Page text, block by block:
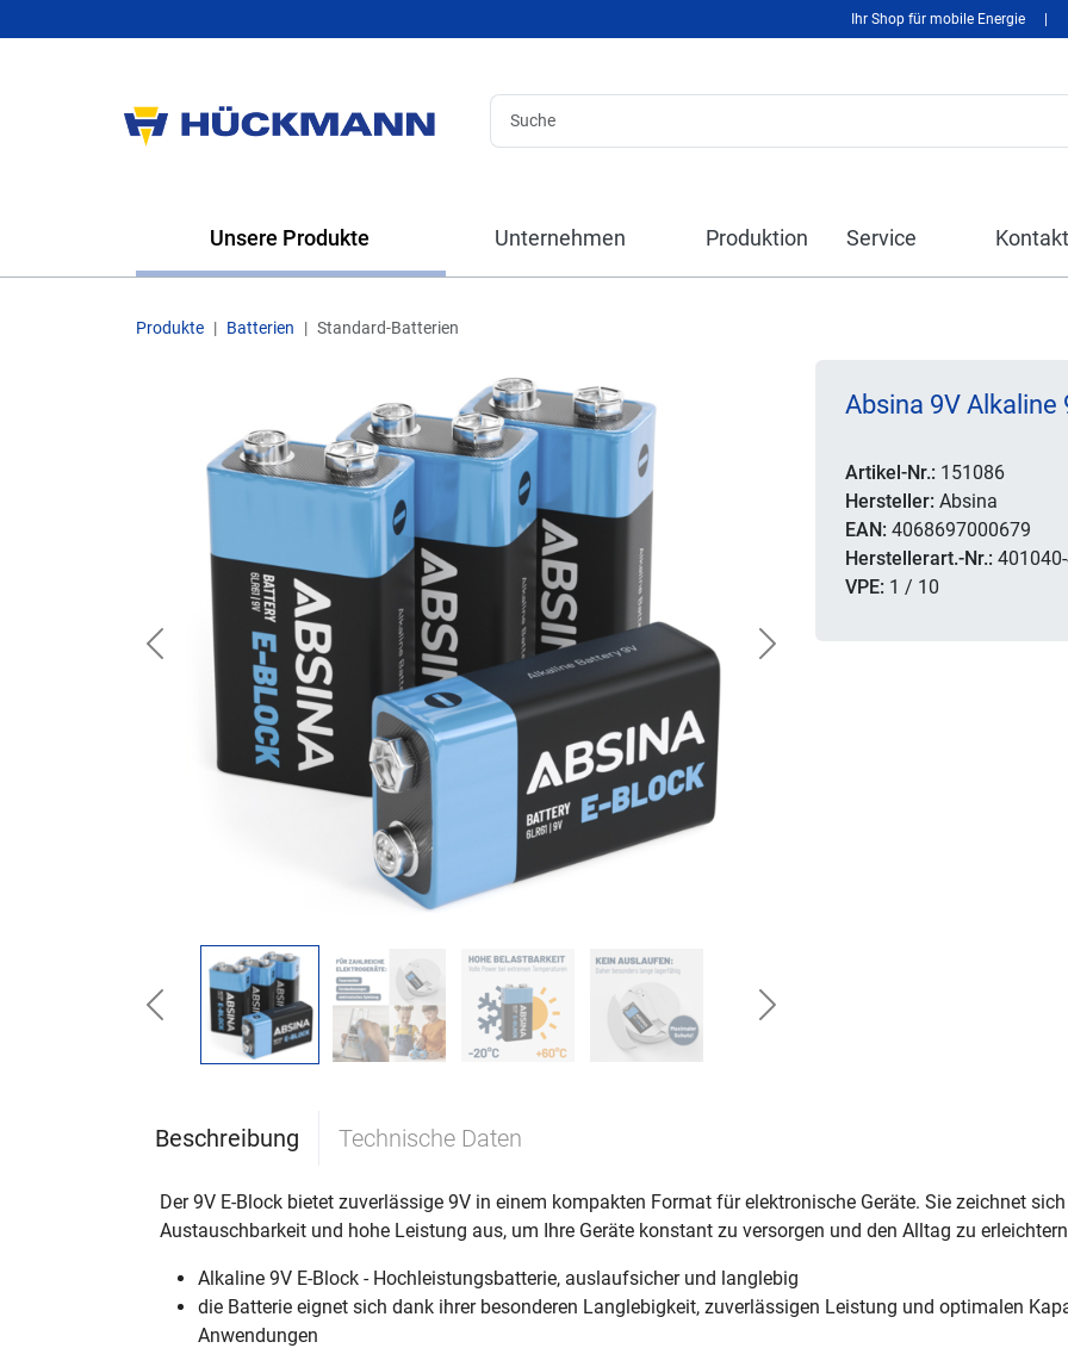
Ihr Shop für mobile Energie
Unsere Produkte Unternehmen Produktion Service Kontakt
Produkte Batterien Standard-Batterien
Previous Next
Previous Next
Absina 9V Alkaline
Artikel-Nr.: 151086
Hersteller: Absina
EAN: 4068697000679
Herstellerart.-Nr.:
VPE: 1 / 10
Beschreibung Technische Daten
Der 9V E-Block bietet zuverlässige 9V in einem kompakten Format für elektronische Geräte. Sie zeichnet
Austauschbarkeit und hohe Leistung aus, um Ihre Geräte konstant zu versorgen und den Alltag zu
Alkaline 9V E-Block - Hochleistungsbatterie, auslaufsicher und langlebig
die Batterie eignet sich dank ihrer besonderen Langlebigkeit, zuverlässigen Leistung und optimalen
Anwendungen